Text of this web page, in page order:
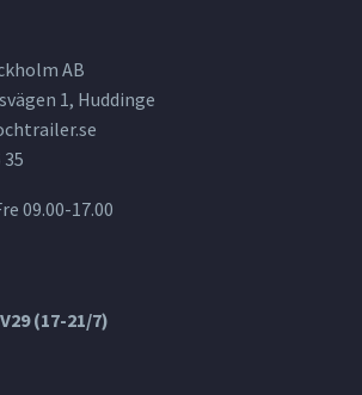
AB
1, Huddinge
09.00-17.00
(17-21/7)